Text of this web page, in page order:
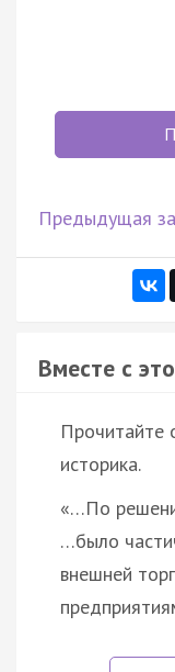
Предыдущая
Вместе с
Прочитайте
историка.
«…По
…было
внешней